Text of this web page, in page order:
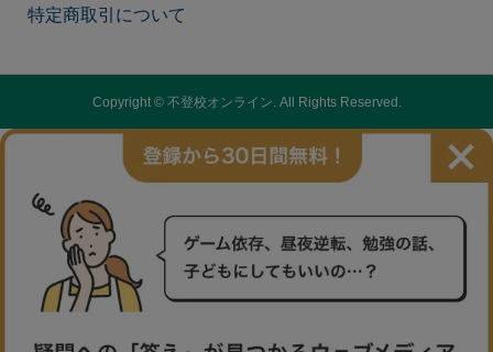
特定商取引について
Copyright ©不登校オンライン. All Rights Reserved.